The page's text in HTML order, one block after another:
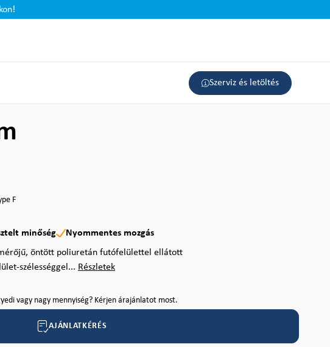
Szerviz és letöltés
F
minőség
Nyommentes mozgás
öntött poliuretán futófelülettel ellátott
szélességgel... Részletek
vagy nagy mennyiség? Kérjen árajánlatot most.
AJÁNLATKÉRÉS